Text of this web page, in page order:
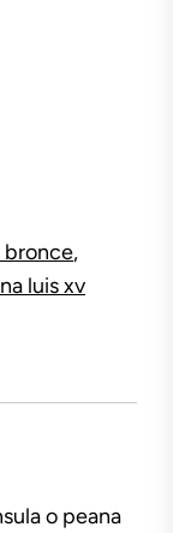
bronce,
luis xv
o peana